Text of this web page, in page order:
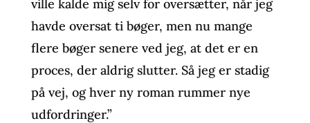
ville kalde mig selv for oversætter, når jeg
havde oversat ti bøger, men nu mange
flere bøger senere ved jeg, at det er en
proces, der aldrig slutter. Så jeg er stadig
på vej, og hver ny roman rummer nye
udfordringer.”